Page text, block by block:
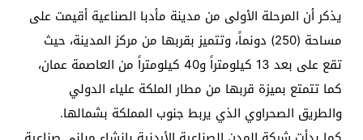
يذكر أن المرحلة الأولى من مدينة مأدبا الصناعية أقيمت على
مساحة (250) دونماً، وتتميز بقربها من مركز المدينة، حيث
تقع على بعد 13 كيلومتراً و40 كيلومتراً من العاصمة عمان،
كما تتمتع بميزة قربها من مطار الملكة علياء الدولي
والطريق الصحراوي الذي يربط جنوب المملكة بشمالها.